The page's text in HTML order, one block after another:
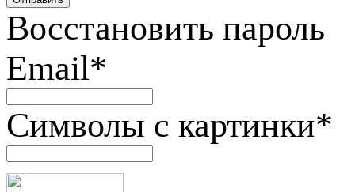
Восстановить пароль
Email*
Символы с картинки*